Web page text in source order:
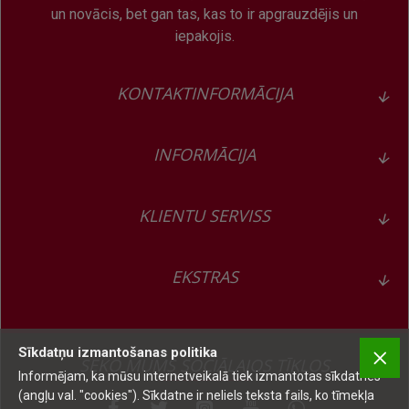
un novācis, bet gan tas, kas to ir apgrauzdējis un
iepakojis.
KONTAKTINFORMĀCIJA
INFORMĀCIJA
KLIENTU SERVISS
EKSTRAS
SEKO MUMS SOCIĀLAJOS TĪKLOS
Sīkdatņu izmantošanas politika
Informējam, ka mūsu internetveikalā tiek izmantotas sīkdatnes
(angļu val. "cookies"). Sīkdatne ir neliels teksta fails, ko tīmekļa